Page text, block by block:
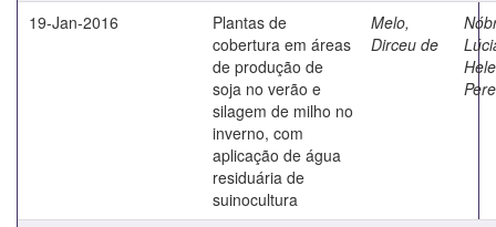
19-Jan-2016
Plantas de
cobertura em áreas
de produção de
soja no verão e
silagem de milho no
inverno, com
aplicação de água
residuária de
suinocultura
Melo,
Dirceu de